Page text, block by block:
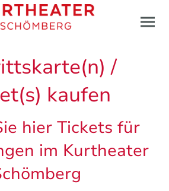
/
kaufen
hier Tickets für
im Kurtheater